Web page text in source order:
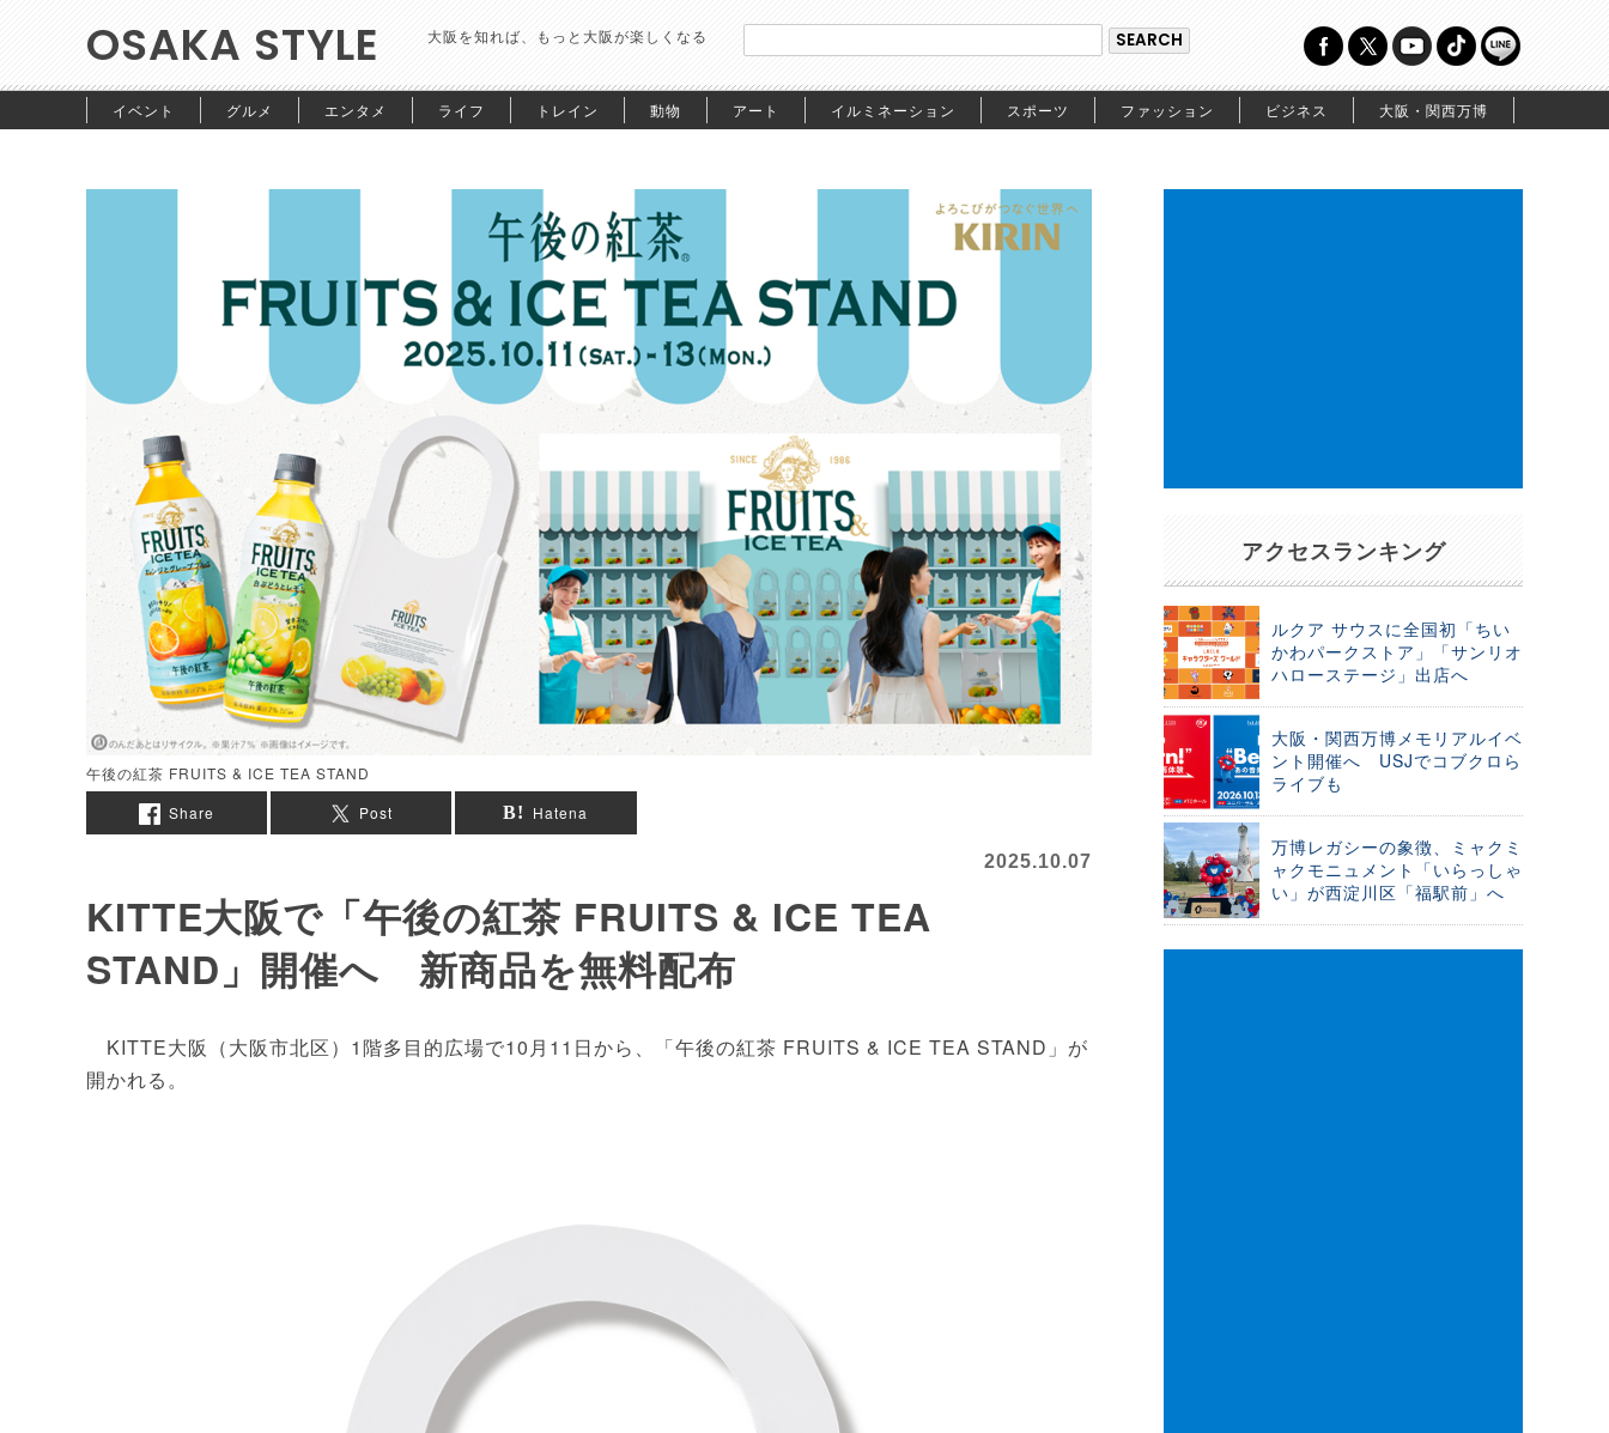
OSAKA STYLE 大阪を知れば、もっと大阪が楽しくなる
イベント グルメ エンタメ ライフ トレイン 動物 アート イルミネーション スポーツ ファッション ビジネス 大阪・関西万博
午後の紅茶 FRUITS & ICE TEA STAND
Share
Post Hatena
2025.10.07
KITTE大阪で「午後の紅茶 FRUITS & ICE TEA
STAND」開催へ 新商品を無料配布
KITTE大阪（大阪市北区）1階多目的広場で10月11日から、「午後の紅茶 FRUITS & ICE TEA STAND」が
開かれる。
アクセスランキング
ルクア サウスに全国初「ちい
かわパークストア」「サンリオ
ハローステージ」出店へ
大阪・関西万博メモリアルイベ
ント開催へ USJでコブクロら
ライブも
万博レガシーの象徴、ミャクミ
ャクモニュメント「いらっしゃ
い」が西淀川区「福駅前」へ